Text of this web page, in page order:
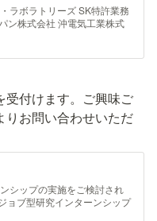
ラボラトリーズ SK特許業務
ン株式会社 沖電気工業株式
ンケミカル株式会社 キヤノ
ィングス株式会社 株式会社
人構造物診断技術研究会 コ
社 株式会社人機一体 住友化
トラル硝子株式会社 ソフト
三共株式会社 株式会社ダイ
研究所 中外製薬株式会社 東
ーム開発株式会社 東レ株式
式会社 日本ガイシ株式会社
富士通株式会社 株式会社ブ
火災保険株式会社 三井不動
株式会社 三菱マテリアル株
ープ
受付けます。ご興味ご
りお問い合わせいただ
シップの実施をご検討され
ョブ型研究インターンシップ
様は、ぜひ当協議会へご入